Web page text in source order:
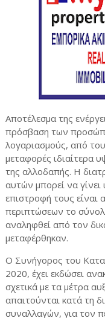
Αποτέλεσμα της
πρόσβαση των
λογαριασμούς, από
μεταφορές ιδιαίτερα
της αλλοδαπής. Η
αυτών μπορεί να
επιστροφή τους είναι
περιπτώσεων το
αναληφθεί από τον
μεταφέρθηκαν.
Ο Συνήγορος του
2020, έχει εκδώσει
σχετικά με τα μέτρα
απαιτούνται κατά τη
συναλλαγών, για τον